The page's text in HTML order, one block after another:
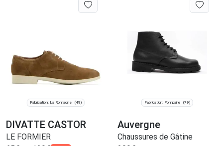
Fabrication: La Romagne (49)
DIVATTE CASTOR
LE FORMIER
Fabrication: Pompaire (79)
Auvergne
Chaussures de Gâtine